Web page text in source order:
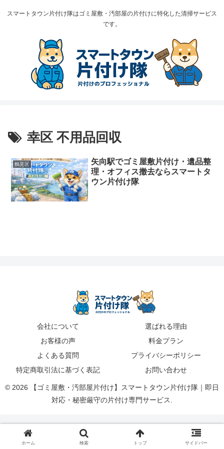
スマートタウン片付け隊はゴミ屋敷・汚部屋の片付けに特化した清掃サービス
です。
幸区 不用品回収
鶴見区
矢向駅でゴミ屋敷片付け・遺品整
理・オフィス撤去ならスマートタ
ウン片付け隊
会社について
選ばれる理由
お客様の声
料金プラン
よくある質問
プライバシーポリシー
特定商取引法に基づく表記
お問い合わせ
© 2026 【ゴミ屋敷・汚部屋片付け】スマートタウン片付け隊｜即日
対応・秘密厳守の片付け専門サービス.
ホーム 検索 トップ サイドバー